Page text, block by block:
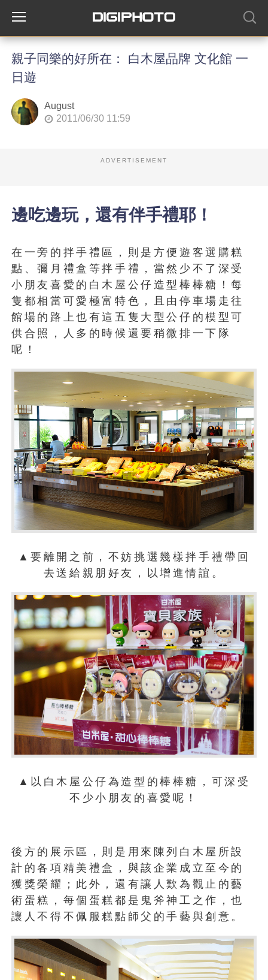
親子同樂的好所在： 白木屋品牌 文化館 一
日遊
August
2011/06/30 11:59
ADVERTISEMENT
邊吃邊玩，還有伴手禮耶！
在一旁的拌手禮區，則是方便遊客選購糕
點、彌月禮盒等拌手禮，當然少不了深受
小朋友喜愛的白木屋公仔造型棒棒糖！每
隻都相當可愛極富特色，且由停車場走往
館場的路上也有這五隻大型公仔的模型可
供合照，人多的時候還要稍微排一下隊
呢！
▲要離開之前，不妨挑選幾樣拌手禮帶回
去送給親朋好友，以增進情誼。
▲以白木屋公仔為造型的棒棒糖，可深受
不少小朋友的喜愛呢！
後方的展示區，則是用來陳列白木屋所設
計的各項精美禮盒，與該企業成立至今的
獲獎榮耀；此外，還有讓人歎為觀止的藝
術蛋糕，每個蛋糕都是鬼斧神工之作，也
讓人不得不佩服糕點師父的手藝與創意。